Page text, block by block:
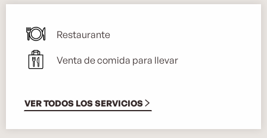
Restaurante
Venta de comida para llevar
VER TODOS LOS SERVICIOS